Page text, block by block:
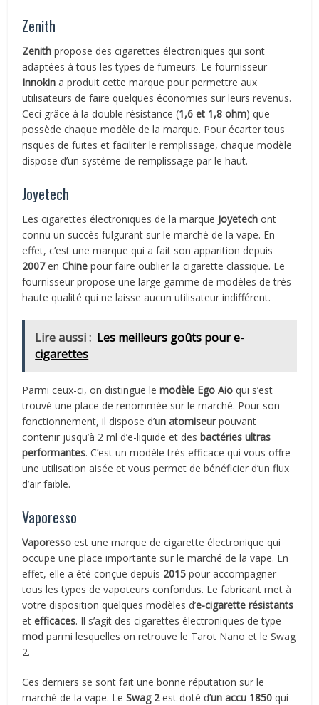
Zenith
Zenith propose des cigarettes électroniques qui sont
adaptées à tous les types de fumeurs. Le fournisseur
Innokina produit cette marque pour permettre aux
utilisateurs de faire quelques économies sur leurs revenus.
Ceci grâce à la double résistance (1,6 et 1,8 ohm) que
possède chaque modèle de la marque. Pour écarter tous
risques de fuites et faciliter le remplissage, chaque modèle
dispose d’un système de remplissage par le haut.
Joyetech
Les cigarettes électroniques de la marque Joyetechont
connu un succès fulgurant sur le marché de la vape. En
effet, c’est une marque qui a fait son apparition depuis
2007enChinepour faire oublier la cigarette classique. Le
fournisseur propose une large gamme de modèles de très
haute qualité qui ne laisse aucun utilisateur indifférent.
Lire aussi : Les meilleurs goûts pour e-
cigarettes
Parmi ceux-ci, on distingue lemodèle Ego Aio qui s’est
trouvé une place de renommée sur le marché. Pour son
fonctionnement, il dispose d’un atomiseurpouvant
contenir jusqu’à 2 ml d’e-liquide et desbactéries ultras
performantes. C’est un modèle très efficace qui vous offre
une utilisation aisée et vous permet de bénéficier d’un flux
d’air faible.
Vaporesso
Vaporesso est une marque de cigarette électronique qui
occupe une place importante sur le marché de la vape. En
effet, elle a été conçue depuis 2015pour accompagner
tous les types de vapoteurs confondus. Le fabricant met à
votre disposition quelques modèles d’e-cigarette résistants
etefficaces. Il s’agit des cigarettes électroniques de type
mod parmi lesquelles on retrouve le Tarot Nano et le Swag
2.
Ces derniers se sont fait une bonne réputation sur le
marché de la vape. LeSwag 2est doté d’un accu 1850qui